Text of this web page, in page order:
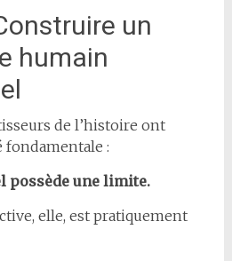
un
humain
de l’histoire ont
:
possède une limite.
elle, est pratiquement